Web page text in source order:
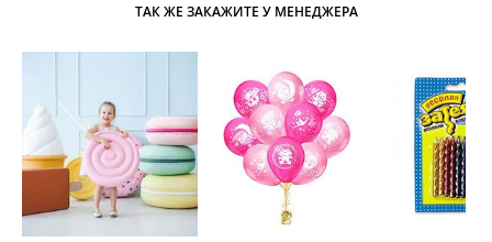
ТАК ЖЕ ЗАКАЖИТЕ У МЕНЕДЖЕРА